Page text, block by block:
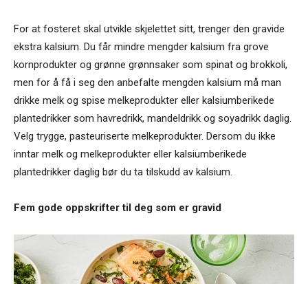
For at fosteret skal utvikle skjelettet sitt, trenger den gravide
ekstra kalsium. Du får mindre mengder kalsium fra grove
kornprodukter og grønne grønnsaker som spinat og brokkoli,
men for å få i seg den anbefalte mengden kalsium må man
drikke melk og spise melkeprodukter eller kalsiumberikede
plantedrikker som havredrikk, mandeldrikk og soyadrikk daglig.
Velg trygge, pasteuriserte melkeprodukter. Dersom du ikke
inntar melk og melkeprodukter eller kalsiumberikede
plantedrikker daglig bør du ta tilskudd av kalsium.
Fem gode oppskrifter til deg som er gravid